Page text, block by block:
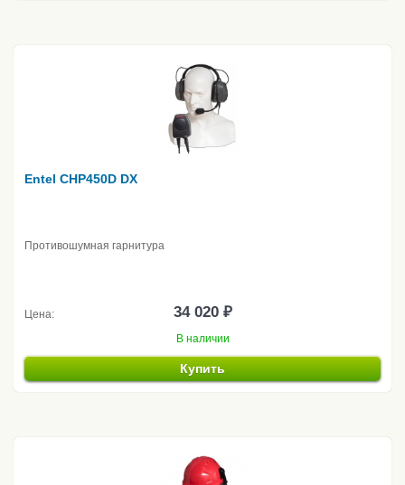
Entel CHP450D DX
Противошумная гарнитура
Цена: 34 020 ₽
В наличии
Купить